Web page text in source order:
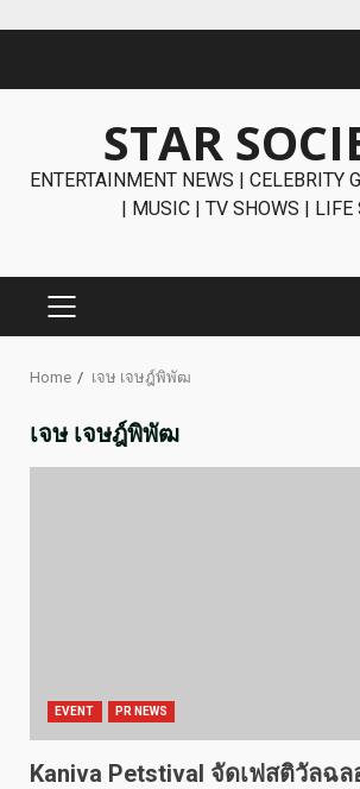
STAR
ENTERTAINMENT NEWS | CELEBRITY
| MUSIC | TV SHOWS | LIFE
PRIMARY
Home เจษ เจษฎ์พิพัฒ
เจษ เจษฎ์พิพัฒ
EVENT PR NEWS
Kaniva Petstival จัดเฟสติวัลฉ